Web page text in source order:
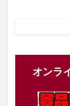
オンラ